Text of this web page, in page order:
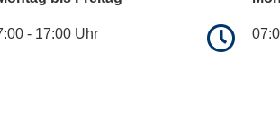
- 17:00 Uhr